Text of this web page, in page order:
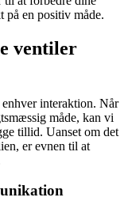
på en positiv måde.
ventiler
interaktion. Når
måde, kan vi
tillid. Uanset om det
er evnen til at